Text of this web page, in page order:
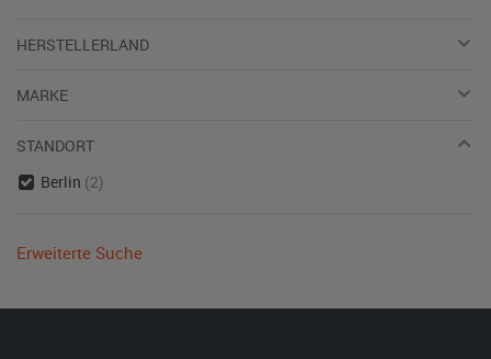
HERSTELLERLAND
MARKE
STANDORT
Berlin (2)
Erweiterte Suche